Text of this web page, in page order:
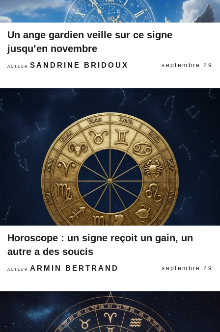
Un ange gardien veille sur ce signe
jusqu’en novembre
AUTEURSANDRINE BRIDOUX septembre 29
Horoscope : un signe reçoit un gain, un
autre a des soucis
AUTEURARMIN BERTRAND septembre 29